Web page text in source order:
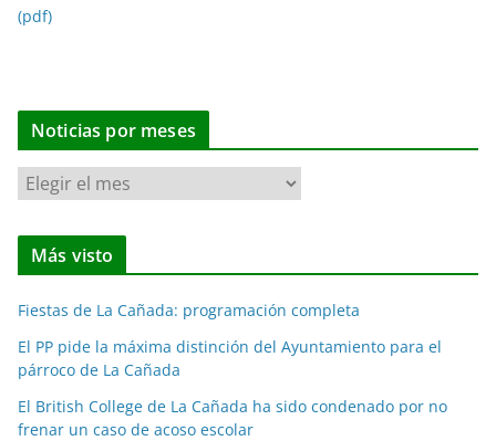
(pdf)
Noticias por meses
N
o
t
i
a
s
p
o
Más visto
Fiestas de La Cañada: programación completa
El PP pide la máxima distinción del Ayuntamiento para el
párroco de La Cañada
El British College de La Cañada ha sido condenado por no
frenar un caso de acoso escolar